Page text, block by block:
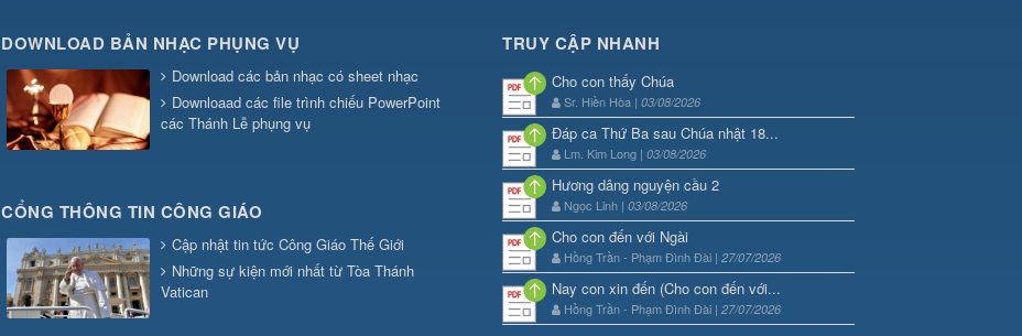
DOWNLOAD BẢN NHẠC PHỤNG VỤ
Download các bản nhạc có sheet nhạc
Downloaad các file trình chiếu PowerPoint
các Thánh Lễ phụng vụ
CỔNG THÔNG TIN CÔNG GIÁO
Cập nhật tin tức Công Giáo Thế Giới
Những sự kiện mới nhất từ Tòa Thánh
Vatican
TRUY CẬP NHANH
Cho con thấy Chúa
Sr. Hiền Hòa | 03/08/2026
Đáp ca Thứ Ba sau Chúa nhật 18...
Lm. Kim Long | 03/08/2026
Hương dâng nguyện cầu 2
Ngọc Linh | 03/08/2026
Cho con đến với Ngài
Hồng Trần - Phạm Đình Đài | 27/07/2026
Nay con xin đến (Cho con đến với...
Hồng Trần - Phạm Đình Đài | 27/07/2026